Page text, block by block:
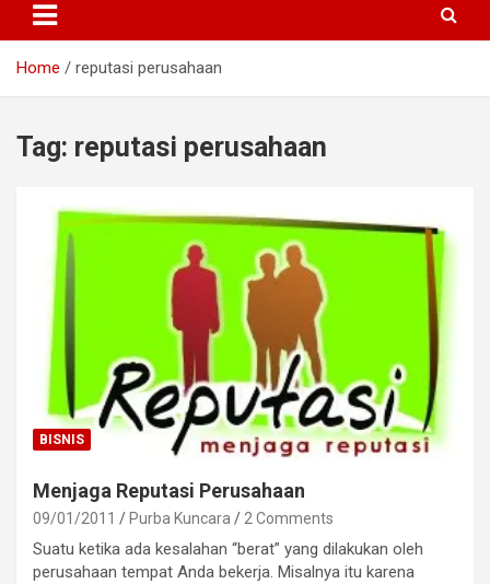
Home reputasi perusahaan
Tag: reputasi perusahaan
BISNIS
Menjaga Reputasi Perusahaan
09/01/2011 Purba Kuncara 2 Comments
Suatu ketika ada kesalahan “berat” yang dilakukan oleh
perusahaan tempat Anda bekerja. Misalnya itu karena